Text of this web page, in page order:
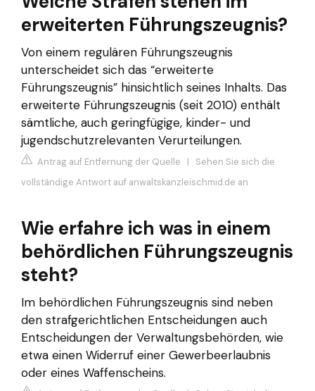
erweiterten Führungszeugnis?
Von einem regulären Führungszeugnis
unterscheidet sich das “erweiterte
Führungszeugnis” hinsichtlich seines Inhalts. Das
erweiterte Führungszeugnis (seit 2010) enthält
sämtliche, auch geringfügige, kinder- und
jugendschutzrelevanten Verurteilungen.
Antrag auf Entfernung der Quelle | Sehen Sie sich die
vollständige Antwort auf anwaltskanzleischmid.de an
Wie erfahre ich was in einem
behördlichen Führungszeugnis
steht?
Im behördlichen Führungszeugnis sind neben
den strafgerichtlichen Entscheidungen auch
Entscheidungen der Verwaltungsbehörden, wie
etwa einen Widerruf einer Gewerbeerlaubnis
oder eines Waffenscheins.